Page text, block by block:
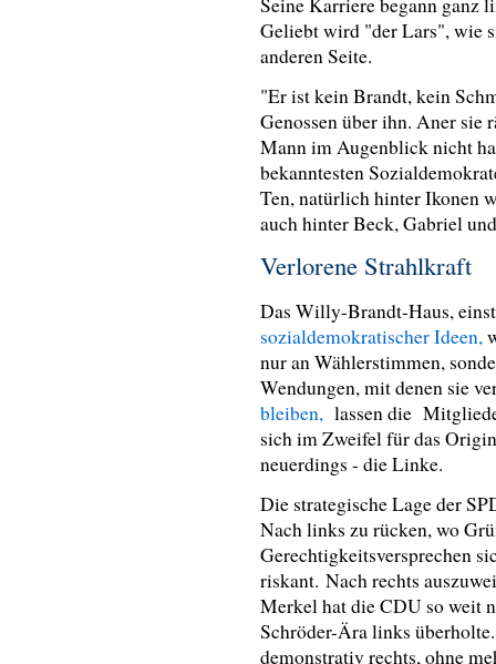
Geliebt wird "der Lars", wie
anderen Seite.
"Er ist kein Brandt, kein
Genossen über ihn. Aner sie
Mann im Augenblick nicht
bekanntesten
Ten, natürlich hinter Ikonen
auch hinter Beck, Gabriel
Verlorene Strahlkraft
Das Willy-Brandt-Haus,
sozialdemokratischer Ideen,
nur an Wählerstimmen,
Wendungen, mit denen sie
bleiben, lassen die
sich im Zweifel für das
neuerdings - die Linke.
Die strategische Lage der
Nach links zu rücken, wo
Gerechtigkeitsversprechen
riskant. Nach rechts
Merkel hat die CDU so weit
Schröder-Ära links
demonstrativ rechts, ohne